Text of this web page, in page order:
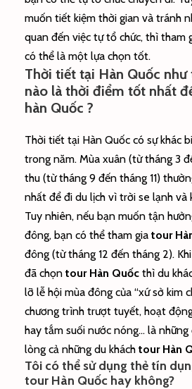
muốn tiết kiệm thời gian và tránh
quan đến việc tự tổ chức, thì tham
có thể là một lựa chọn tốt.
Thời tiết tại Hàn Quốc như
nào là thời điểm tốt nhất
hàn Quốc ?
Thời tiết tại Hàn Quốc có sự khác
trong năm. Mùa xuân (từ tháng 3
thu (từ tháng 9 đến tháng 11)
nhất để đi du lịch vì trời se lạnh và
Tuy nhiên, nếu bạn muốn tận
đông, bạn có thể tham gia tour
đông (từ tháng 12 đến tháng 2).
đã chọn tour Hàn Quốc thì du
lỡ lễ hội mùa đông của “xứ sở kim
chương trình trượt tuyết, hoạt
hay tắm suối nước nóng… là những
lòng cả những du khách tour Hàn
Tôi có thể sử dụng thẻ tín
tour Hàn Quốc hay không?